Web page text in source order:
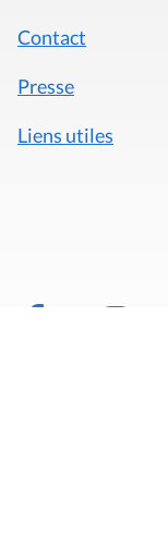
Contact
Presse
Liens utiles